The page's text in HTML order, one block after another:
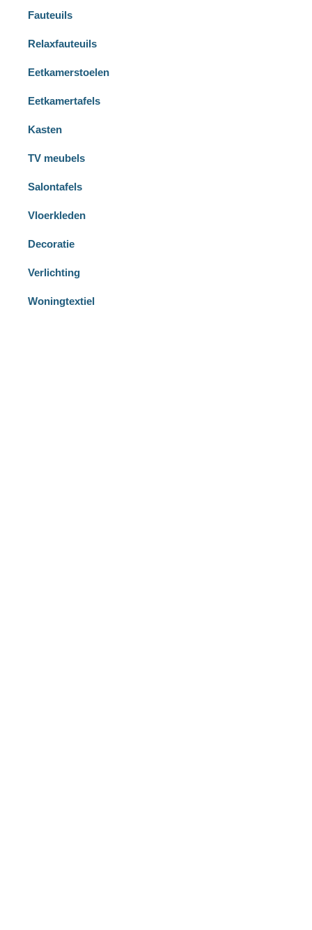
Fauteuils
Relaxfauteuils
Eetkamerstoelen
Eetkamertafels
Kasten
TV meubels
Salontafels
Vloerkleden
Decoratie
Verlichting
Woningtextiel